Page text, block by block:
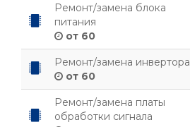
Ремонт/замена блока
питания
от 60
Ремонт/замена инвертора
от 60
Ремонт/замена платы
обработки сигнала